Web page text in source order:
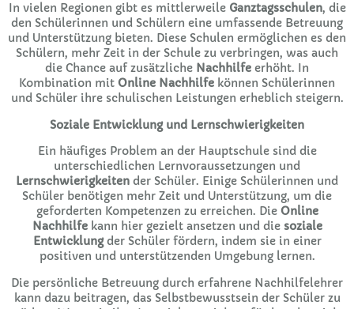
In vielen Regionen gibt es mittlerweile Ganztagsschulen, die
den Schülerinnen und Schülern eine umfassende Betreuung
und Unterstützung bieten. Diese Schulen ermöglichen es den
Schülern, mehr Zeit in der Schule zu verbringen, was auch
die Chance auf zusätzliche Nachhilfe erhöht. In
Kombination mit Online Nachhilfe können Schülerinnen
und Schüler ihre schulischen Leistungen erheblich steigern.
Soziale Entwicklung und Lernschwierigkeiten
Ein häufiges Problem an der Hauptschule sind die
unterschiedlichen Lernvoraussetzungen und
Lernschwierigkeiten der Schüler. Einige Schülerinnen und
Schüler benötigen mehr Zeit und Unterstützung, um die
geforderten Kompetenzen zu erreichen. Die Online
Nachhilfekann hier gezielt ansetzen und die soziale
Entwicklungder Schüler fördern, indem sie in einer
positiven und unterstützenden Umgebung lernen.
Die persönliche Betreuung durch erfahrene Nachhilfelehrer
kann dazu beitragen, das Selbstbewusstsein der Schüler zu